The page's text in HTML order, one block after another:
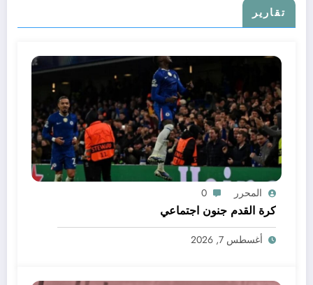
تقارير
المحرر 0
كرة القدم جنون اجتماعي
أغسطس 7, 2026